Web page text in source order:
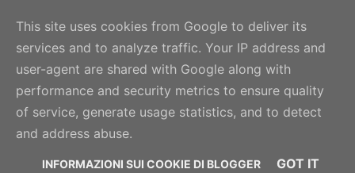
BeautyHealthy
MENU
Privacy Policy
This site uses cookies from Google to deliver its
services and to analyze traffic. Your IP address and
user-agent are shared with Google along with
performance and security metrics to ensure quality
of service, generate usage statistics, and to detect
and address abuse.
GOT IT